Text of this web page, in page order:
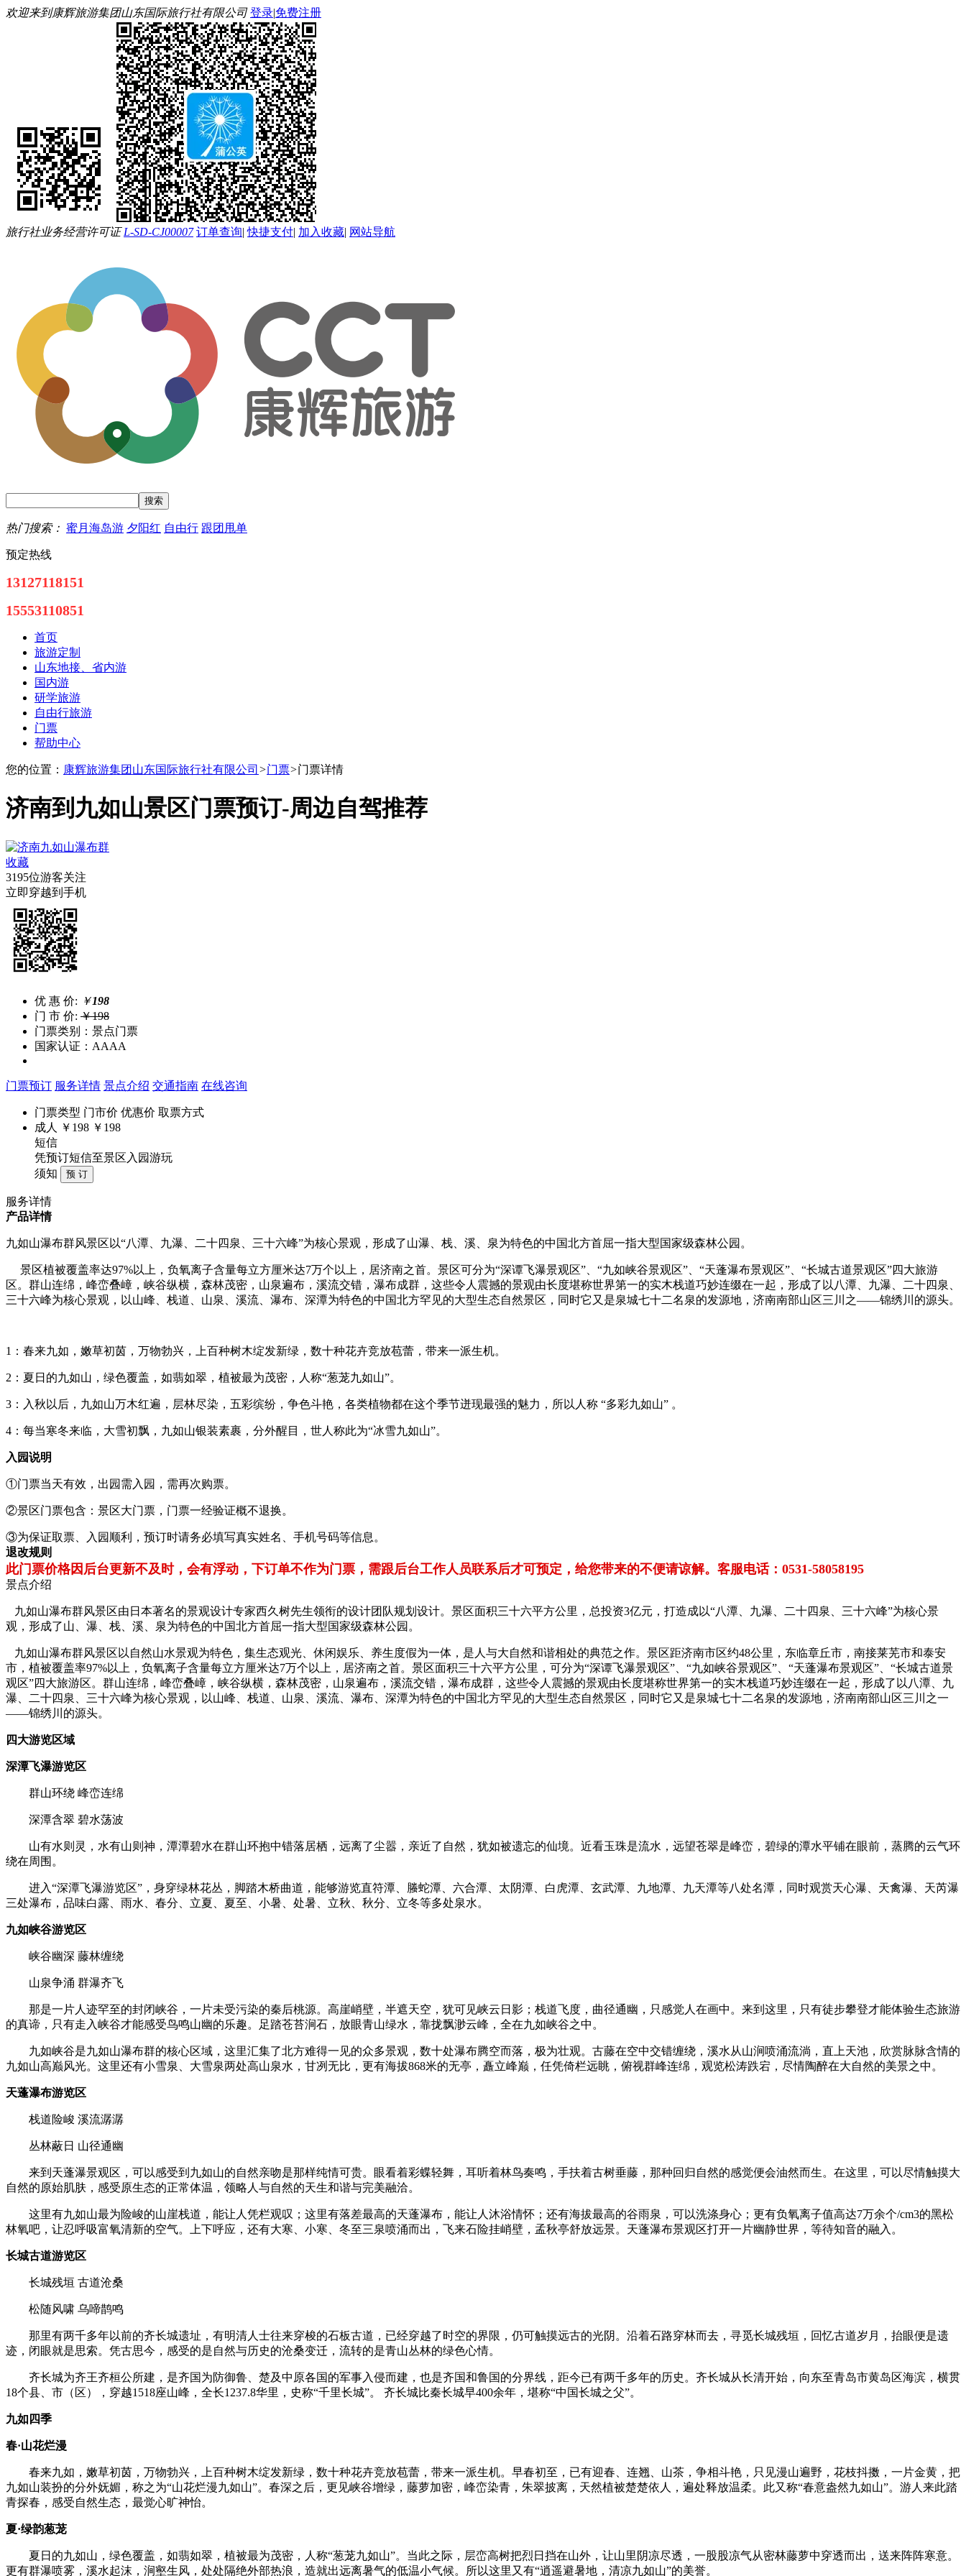
欢迎来到康辉旅游集团山东国际旅行社有限公司登录|免费注册
旅行社业务经营许可证L-SD-CJ00007 订单查询|快捷支付| 加入收藏| 网站导航
热门搜索： 蜜月海岛游 夕阳红 自由行 跟团甩单
预定热线
13127118151
15553110851
首页
旅游定制
山东地接、省内游
国内游
研学旅游
自由行旅游
门票
帮助中心
您的位置： 康辉旅游集团山东国际旅行社有限公司 >门票>门票详情
济南到九如山景区门票预订-周边自驾推荐
收藏
3195位游客关注
立即穿越到手机
优 惠 价: ￥198
门 市 价: ￥198
门票类别：景点门票
国家认证：AAAA
门票预订 服务详情 景点介绍 交通指南 在线咨询
门票类型 门市价 优惠价 取票方式
成人
￥198 ￥198
短信
凭预订短信至景区入园游玩
须知
服务详情
产品详情
九如山瀑布群风景区以“八潭、九瀑、二十四泉、三十六峰”为核心景观，形成了山瀑、栈、溪、泉为特色的中国北方首屈一指大型国家级森林公园。
景区植被覆盖率达97%以上，负氧离子含量每立方厘米达7万个以上，居济南之首。景区可分为“深谭飞瀑景观区”、“九如峡谷景观区”、“天蓬瀑布景观区”、“长城古道景观区”四大旅游
区。群山连绵，峰峦叠嶂，峡谷纵横，森林茂密，山泉遍布，溪流交错，瀑布成群，这些令人震撼的景观由长度堪称世界第一的实木栈道巧妙连缀在一起，形成了以八潭、九瀑、二十四泉、
三十六峰为核心景观，以山峰、栈道、山泉、溪流、瀑布、深潭为特色的中国北方罕见的大型生态自然景区，同时它又是泉城七十二名泉的发源地，济南南部山区三川之——锦绣川的源头。
1：春来九如，嫩草初茵，万物勃兴，上百种树木绽发新绿，数十种花卉竞放苞蕾，带来一派生机。
2：夏日的九如山，绿色覆盖，如翡如翠，植被最为茂密，人称“葱茏九如山”。
3：入秋以后，九如山万木红遍，层林尽染，五彩缤纷，争色斗艳，各类植物都在这个季节迸现最强的魅力，所以人称 “多彩九如山” 。
4：每当寒冬来临，大雪初飘，九如山银装素裹，分外醒目，世人称此为“冰雪九如山”。
入园说明
①门票当天有效，出园需入园，需再次购票。
②景区门票包含：景区大门票，门票一经验证概不退换。
③为保证取票、入园顺利，预订时请务必填写真实姓名、手机号码等信息。
退改规则
此门票价格因后台更新不及时，会有浮动，下订单不作为门票，需跟后台工作人员联系后才可预定，给您带来的不便请谅解。客服电话：0531-58058195
景点介绍
九如山瀑布群风景区由日本著名的景观设计专家西久树先生领衔的设计团队规划设计。景区面积三十六平方公里，总投资3亿元，打造成以“八潭、九瀑、二十四泉、三十六峰”为核心景
观，形成了山、瀑、栈、溪、泉为特色的中国北方首屈一指大型国家级森林公园。
九如山瀑布群风景区以自然山水景观为特色，集生态观光、休闲娱乐、养生度假为一体，是人与大自然和谐相处的典范之作。景区距济南市区约48公里，东临章丘市，南接莱芜市和泰安
市，植被覆盖率97%以上，负氧离子含量每立方厘米达7万个以上，居济南之首。景区面积三十六平方公里，可分为“深谭飞瀑景观区”、“九如峡谷景观区”、“天蓬瀑布景观区”、“长城古道景
观区”四大旅游区。群山连绵，峰峦叠嶂，峡谷纵横，森林茂密，山泉遍布，溪流交错，瀑布成群，这些令人震撼的景观由长度堪称世界第一的实木栈道巧妙连缀在一起，形成了以八潭、九
瀑、二十四泉、三十六峰为核心景观，以山峰、栈道、山泉、溪流、瀑布、深潭为特色的中国北方罕见的大型生态自然景区，同时它又是泉城七十二名泉的发源地，济南南部山区三川之一
——锦绣川的源头。
四大游览区域
深潭飞瀑游览区
群山环绕 峰峦连绵
深潭含翠 碧水荡波
山有水则灵，水有山则神，潭潭碧水在群山环抱中错落居栖，远离了尘嚣，亲近了自然，犹如被遗忘的仙境。近看玉珠是流水，远望苍翠是峰峦，碧绿的潭水平铺在眼前，蒸腾的云气环
绕在周围。
进入“深潭飞瀑游览区”，身穿绿林花丛，脚踏木桥曲道，能够游览直符潭、螣蛇潭、六合潭、太阴潭、白虎潭、玄武潭、九地潭、九天潭等八处名潭，同时观赏天心瀑、天禽瀑、天芮瀑
三处瀑布，品味白露、雨水、春分、立夏、夏至、小暑、处暑、立秋、秋分、立冬等多处泉水。
九如峡谷游览区
峡谷幽深 藤林缠绕
山泉争涌 群瀑齐飞
那是一片人迹罕至的封闭峡谷，一片未受污染的秦后桃源。高崖峭壁，半遮天空，犹可见峡云日影；栈道飞度，曲径通幽，只感觉人在画中。来到这里，只有徒步攀登才能体验生态旅游
的真谛，只有走入峡谷才能感受鸟鸣山幽的乐趣。足踏苍苔涧石，放眼青山绿水，靠拢飘渺云峰，全在九如峡谷之中。
九如峡谷是九如山瀑布群的核心区域，这里汇集了北方难得一见的众多景观，数十处瀑布腾空而落，极为壮观。古藤在空中交错缠绕，溪水从山涧喷涌流淌，直上天池，欣赏脉脉含情的
九如山高巅风光。这里还有小雪泉、大雪泉两处高山泉水，甘冽无比，更有海拔868米的无亭，矗立峰巅，任凭倚栏远眺，俯视群峰连绵，观览松涛跌宕，尽情陶醉在大自然的美景之中。
天蓬瀑布游览区
栈道险峻 溪流潺潺
丛林蔽日 山径通幽
来到天蓬瀑景观区，可以感受到九如山的自然亲吻是那样纯情可贵。眼看着彩蝶轻舞，耳听着林鸟奏鸣，手扶着古树垂藤，那种回归自然的感觉便会油然而生。在这里，可以尽情触摸大
自然的原始肌肤，感受原生态的正常体温，领略人与自然的天生和谐与完美融洽。
这里有九如山最为险峻的山崖栈道，能让人凭栏观叹；这里有落差最高的天蓬瀑布，能让人沐浴情怀；还有海拔最高的谷雨泉，可以洗涤身心；更有负氧离子值高达7万余个/cm3的黑松
林氧吧，让忍呼吸富氧清新的空气。上下呼应，还有大寒、小寒、冬至三泉喷涌而出，飞来石险挂峭壁，孟秋亭舒放远景。天蓬瀑布景观区打开一片幽静世界，等待知音的融入。
长城古道游览区
长城残垣 古道沧桑
松随风啸 乌啼鹊鸣
那里有两千多年以前的齐长城遗址，有明清人士往来穿梭的石板古道，已经穿越了时空的界限，仍可触摸远古的光阴。沿着石路穿林而去，寻觅长城残垣，回忆古道岁月，抬眼便是遗
迹，闭眼就是思索。凭古思今，感受的是自然与历史的沧桑变迁，流转的是青山丛林的绿色心情。
齐长城为齐王齐桓公所建，是齐国为防御鲁、楚及中原各国的军事入侵而建，也是齐国和鲁国的分界线，距今已有两千多年的历史。齐长城从长清开始，向东至青岛市黄岛区海滨，横贯
18个县、市（区），穿越1518座山峰，全长1237.8华里，史称“千里长城”。 齐长城比秦长城早400余年，堪称“中国长城之父”。
九如四季
春·山花烂漫
春来九如，嫩草初茵，万物勃兴，上百种树木绽发新绿，数十种花卉竞放苞蕾，带来一派生机。早春初至，已有迎春、连翘、山茶，争相斗艳，只见漫山遍野，花枝抖擞，一片金黄，把
九如山装扮的分外妩媚，称之为“山花烂漫九如山”。春深之后，更见峡谷增绿，藤萝加密，峰峦染青，朱翠披离，天然植被楚楚依人，遍处释放温柔。此又称“春意盎然九如山”。游人来此踏
青探春，感受自然生态，最觉心旷神怡。
夏·绿韵葱茏
夏日的九如山，绿色覆盖，如翡如翠，植被最为茂密，人称“葱茏九如山”。当此之际，层峦高树把烈日挡在山外，让山里阴凉尽透，一股股凉气从密林藤萝中穿透而出，送来阵阵寒意。
更有群瀑喷雾，溪水起沫，涧壑生风，处处隔绝外部热浪，造就出远离暑气的低温小气候。所以这里又有“逍遥避暑地，清凉九如山”的美誉。